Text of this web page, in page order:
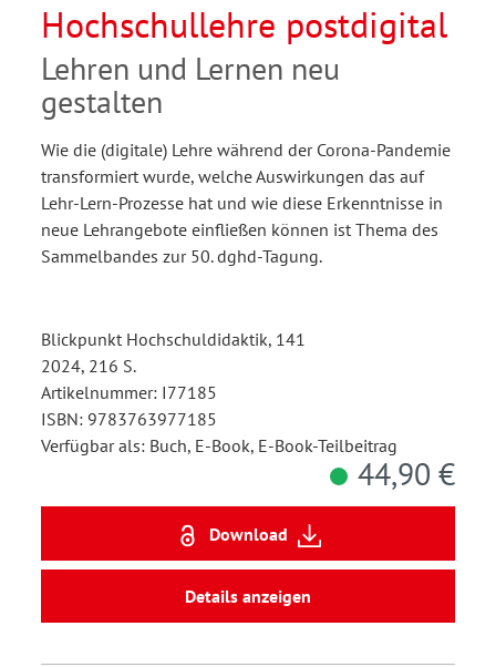
Hochschullehre postdigital
Lehren und Lernen neu
gestalten
Wie die (digitale) Lehre während der Corona-Pandemie
transformiert wurde, welche Auswirkungen das auf
Lehr-Lern-Prozesse hat und wie diese Erkenntnisse in
neue Lehrangebote einfließen können ist Thema des
Sammelbandes zur 50. dghd-Tagung.
Blickpunkt Hochschuldidaktik, 141
2024, 216 S.
Artikelnummer: I77185
ISBN: 9783763977185
Verfügbar als: Buch, E-Book, E-Book-Teilbeitrag
44,90 €
Download
Details anzeigen